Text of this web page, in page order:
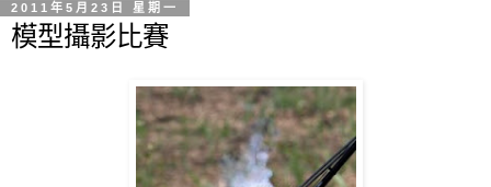
2011年5月23日 星期一
模型攝影比賽